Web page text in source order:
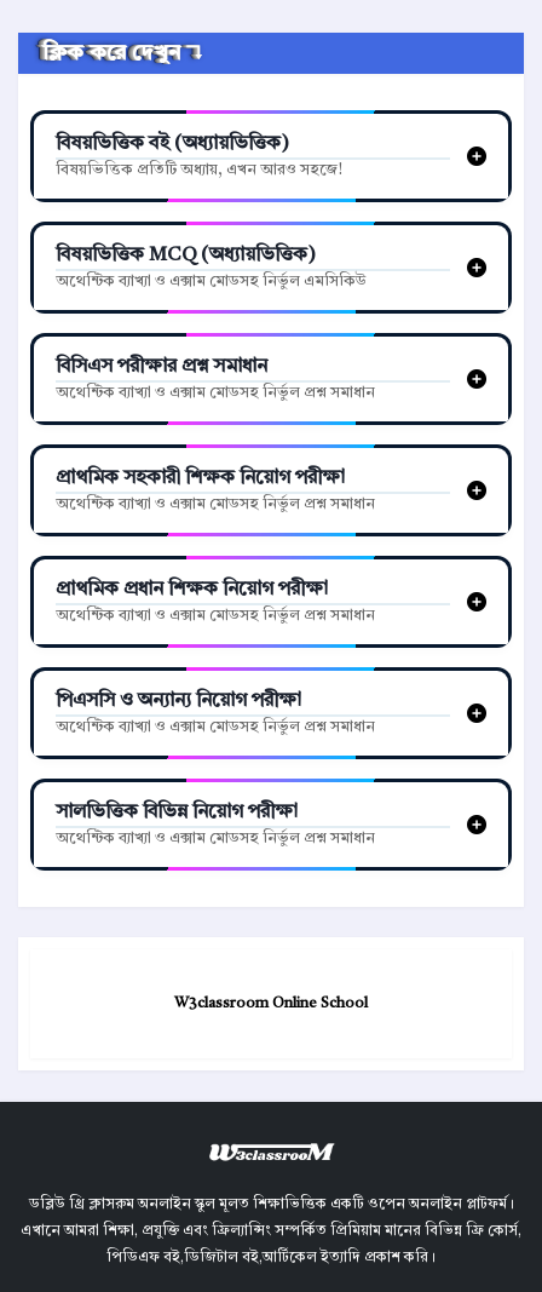
ক্লিক করে দেখুন ↴
বিষয়ভিত্তিক বই (অধ্যায়ভিত্তিক)
বিষয়ভিত্তিক প্রতিটি অধ্যায়, এখন আরও সহজে!
বিষয়ভিত্তিক MCQ (অধ্যায়ভিত্তিক)
অথেন্টিক ব্যাখ্যা ও এক্সাম মোডসহ নির্ভুল এমসিকিউ
বিসিএস পরীক্ষার প্রশ্ন সমাধান
অথেন্টিক ব্যাখ্যা ও এক্সাম মোডসহ নির্ভুল প্রশ্ন সমাধান
প্রাথমিক সহকারী শিক্ষক নিয়োগ পরীক্ষা
অথেন্টিক ব্যাখ্যা ও এক্সাম মোডসহ নির্ভুল প্রশ্ন সমাধান
প্রাথমিক প্রধান শিক্ষক নিয়োগ পরীক্ষা
অথেন্টিক ব্যাখ্যা ও এক্সাম মোডসহ নির্ভুল প্রশ্ন সমাধান
পিএসসি ও অন্যান্য নিয়োগ পরীক্ষা
অথেন্টিক ব্যাখ্যা ও এক্সাম মোডসহ নির্ভুল প্রশ্ন সমাধান
সালভিত্তিক বিভিন্ন নিয়োগ পরীক্ষা
অথেন্টিক ব্যাখ্যা ও এক্সাম মোডসহ নির্ভুল প্রশ্ন সমাধান
W3classroom Online School
ডব্লিউ থ্রি ক্লাসরুম অনলাইন স্কুল মূলত শিক্ষাভিত্তিক একটি ওপেন অনলাইন প্লাটফর্ম।
এখানে আমরা শিক্ষা, প্রযুক্তি এবং ফ্রিল্যান্সিং সম্পর্কিত প্রিমিয়াম মানের বিভিন্ন ফ্রি কোর্স,
পিডিএফ বই,ডিজিটাল বই,আর্টিকেল ইত্যাদি প্রকাশ করি।